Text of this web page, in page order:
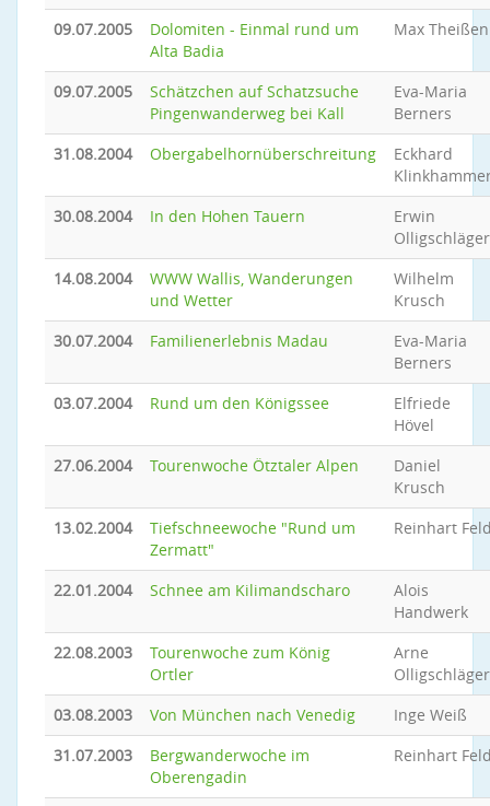
09.07.2005
Dolomiten - Einmal rund um
Alta Badia
Max Theißen
09.07.2005
Schätzchen auf Schatzsuche
Pingenwanderweg bei Kall
Eva-Maria
Berners
31.08.2004
Obergabelhornüberschreitung
Eckhard
30.08.2004
In den Hohen Tauern
Erwin
Olligschläger
14.08.2004
WWW Wallis, Wanderungen
und Wetter
Wilhelm
Krusch
30.07.2004
Familienerlebnis Madau
Eva-Maria
Berners
03.07.2004
Rund um den Königssee
Elfriede
Hövel
27.06.2004
Tourenwoche Ötztaler Alpen
Daniel
Krusch
13.02.2004
Tiefschneewoche "Rund um
Zermatt"
Reinhart
22.01.2004 Schnee am Kilimandscharo
Alois
Handwerk
22.08.2003
Tourenwoche zum König
Ortler
Arne
Olligschläger
03.08.2003
Von München nach Venedig
Inge Weiß
31.07.2003
Bergwanderwoche im
Oberengadin
Reinhart